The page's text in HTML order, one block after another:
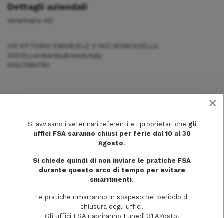
Dettagli aziendali
Veterinario HD
25030,Lombardia,Brescia,Italy
Via Trecchi, 20
×
Si avvisano i veterinari referenti e i proprietari che gli
uffici FSA saranno chiusi per ferie dal 10 al 30
Agosto.
Si chiede quindi di non inviare le pratiche FSA
durante questo arco di tempo per evitare
smarrimenti.
Le pratiche rimarranno in sospeso nel periodo di
chiusura degli uffici.
Gli uffici FSA riapriranno Lunedì 31 Agosto.